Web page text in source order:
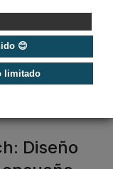
😊
limitado
de
Diseño